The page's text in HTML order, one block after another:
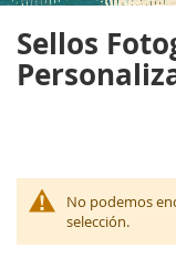
Sellos
No podemos
selección.